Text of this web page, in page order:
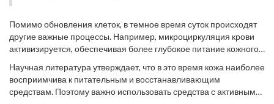
Помимо обновления клеток, в темное время суток происходят
другие важные процессы. Например, микроциркуляция крови
активизируется, обеспечивая более глубокое питание кожного
полезными веществами, что позитивно сказывается на общем
виде кожи. Также ночью запускаются естественные механизмы
увлажнения, которые помогают удерживать влагу и
Научная литература утверждает, что в это время кожа наиболее
восприимчива к питательным и восстанавливающим
средствам. Поэтому важно использовать средства с активными